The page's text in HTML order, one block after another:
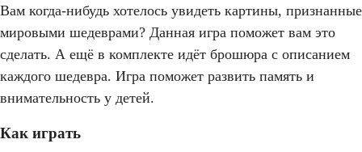
Вам когда-нибудь хотелось увидеть картины, признанные
мировыми шедеврами? Данная игра поможет вам это
сделать. А ещё в комплекте идёт брошюра с описанием
каждого шедевра. Игра поможет развить память и
внимательность у детей.
Как играть